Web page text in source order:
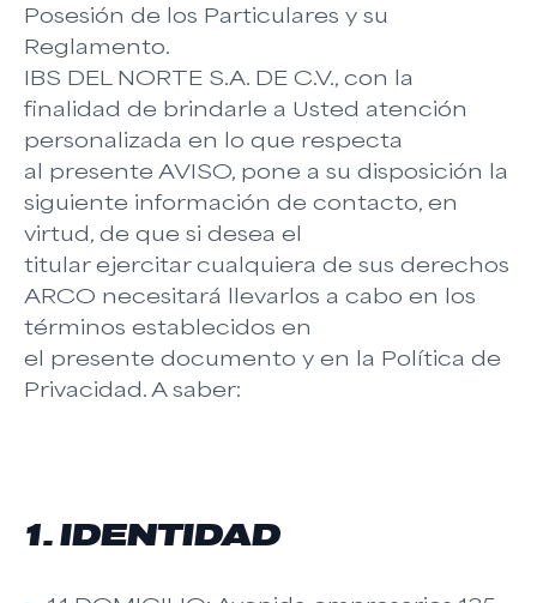
Posesión de los Particulares y su
Reglamento.
IBS DEL NORTE S.A. DE C.V., con la
finalidad de brindarle a Usted atención
personalizada en lo que respecta
al presente AVISO, pone a su disposición la
siguiente información de contacto, en
virtud, de que si desea el
titular ejercitar cualquiera de sus derechos
ARCO necesitará llevarlos a cabo en los
términos establecidos en
el presente documento y en la Política de
Privacidad. A saber:
1. IDENTIDAD